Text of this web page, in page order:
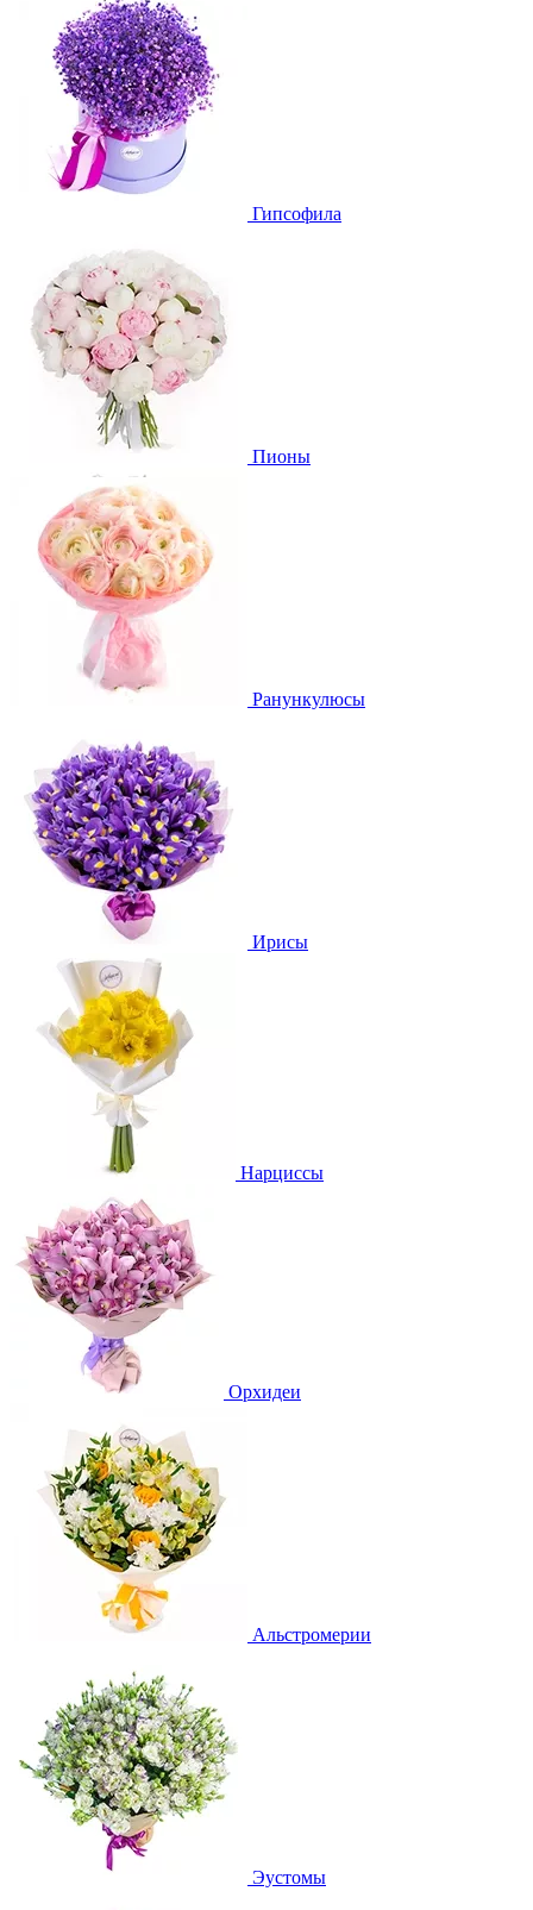
Гипсофила
Пионы
Ранункулюсы
Ирисы
Нарциссы
Орхидеи
Альстромерии
Эустомы